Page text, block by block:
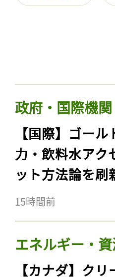
政府・国際機
【国際】ゴー
力・飲料水アク
ット方法論を刷
15時間前
エネルギー・
【カナダ】ク